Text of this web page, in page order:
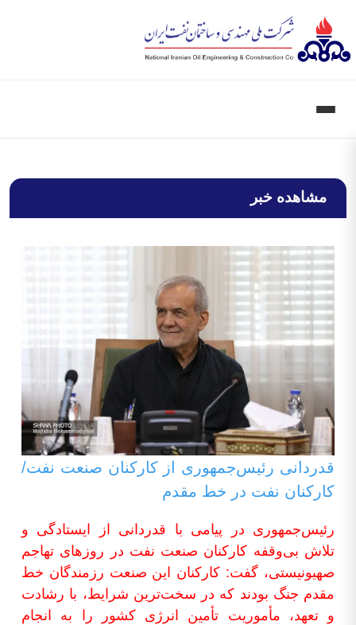
مشاهده خبر
قدردانی رئیس‌جمهوری از کارکنان صنعت نفت/
کارکنان نفت در خط مقدم
رئیس‌جمهوری در پیامی با قدردانی از ایستادگی و
تلاش بی‌وقفه کارکنان صنعت نفت در روزهای تهاجم
صهیونیستی، گفت: کارکنان این صنعت رزمندگان خط
مقدم جنگ بودند که در سخت‌ترین شرایط، با رشادت
و تعهد، مأموریت تأمین انرژی کشور را به انجام